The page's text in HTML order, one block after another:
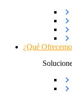
¿Qué